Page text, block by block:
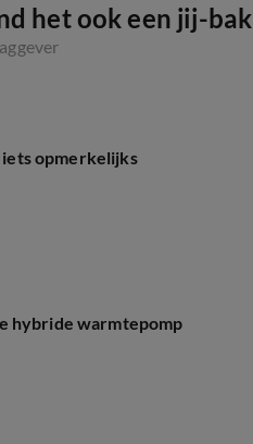
het ook een jij-bak
iets opmerkelijks
hybride warmtepomp